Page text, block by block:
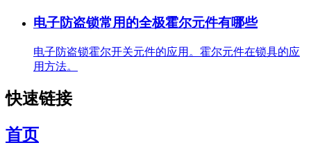
电子防盗锁常用的全极霍尔元件有哪些
电子防盗锁霍尔开关元件的应用。霍尔元件在锁具的应
用方法。
快速链接
首页